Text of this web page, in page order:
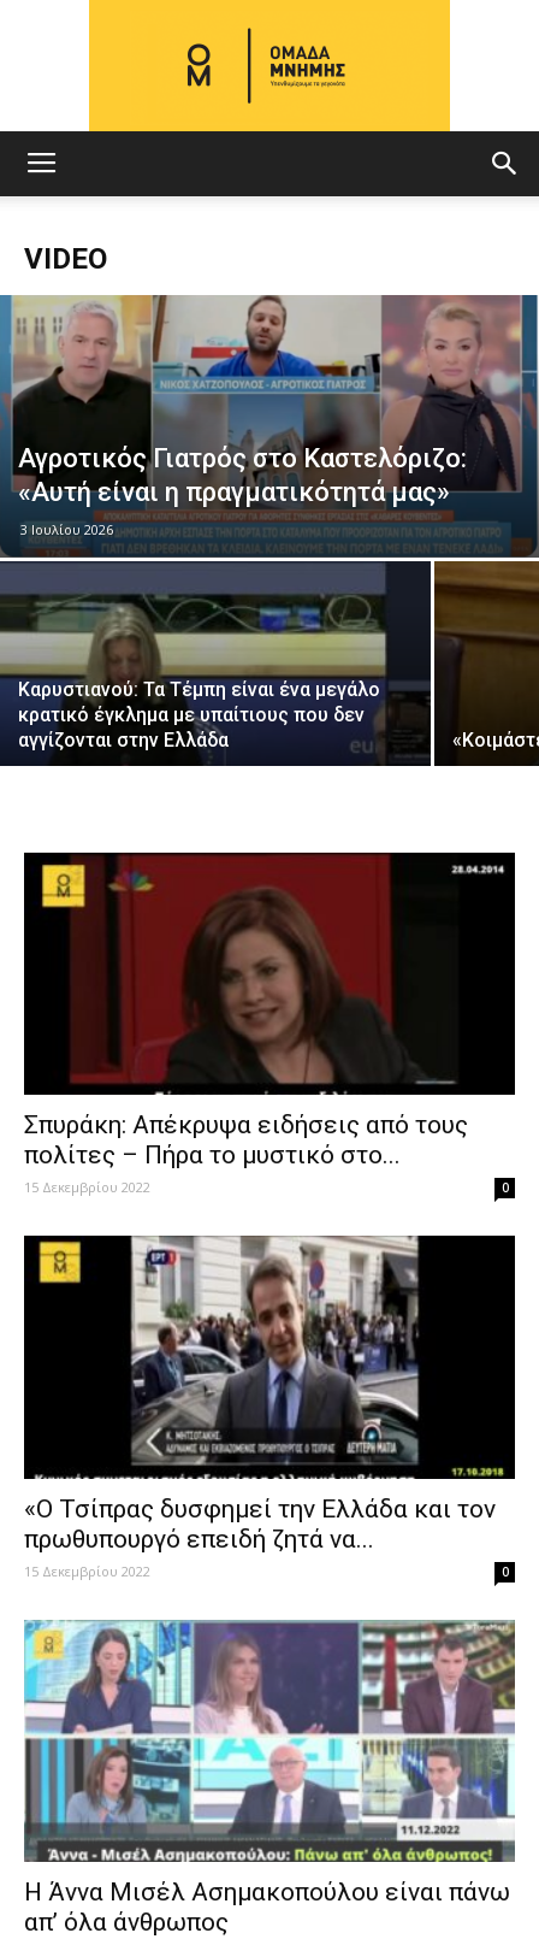
ΜΝΗΜΗΣ
VIDEO
Αγροτικός Γιατρός στο Καστελόριζο:
«Αυτή είναι η πραγματικότητά μας»
3 Ιουλίου 2026
Καρυστιανού: Τα Τέμπη είναι ένα μεγάλο
κρατικό έγκλημα με υπαίτιους που δεν
αγγίζονται στην Ελλάδα
Σπυράκη: Απέκρυψα ειδήσεις από τους
πολίτες – Πήρα το μυστικό στο...
15 Δεκεμβρίου 2022 0
«Ο Τσίπρας δυσφημεί την Ελλάδα και τον
πρωθυπουργό επειδή ζητά να...
15 Δεκεμβρίου 2022 0
Η Άννα Μισέλ Ασημακοπούλου είναι πάνω
απ’ όλα άνθρωπος